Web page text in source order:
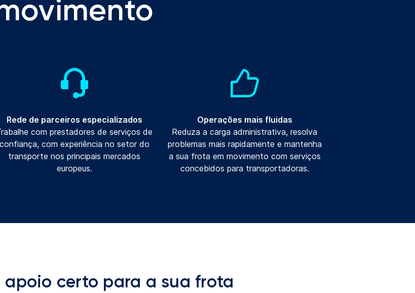
Rede de parceiros especializados
com prestadores de serviços de
confiança, com experiência no setor do
transporte nos principais mercados
europeus.
Operações mais fluidas
Reduza a carga administrativa, resolva
problemas mais rapidamente e mantenha
a sua frota em movimento com serviços
concebidos para transportadoras.
apoio certo para a sua frota